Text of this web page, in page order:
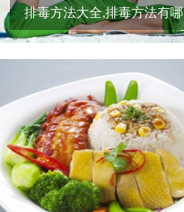
排毒方法大全,排毒方法有哪
些,排毒方法全集